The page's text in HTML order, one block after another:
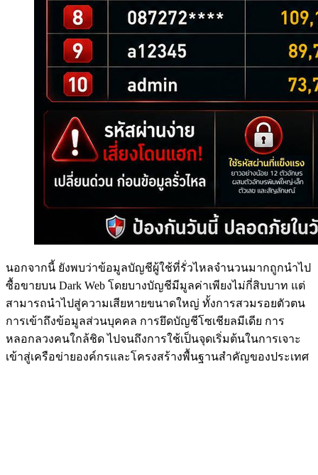
นอกจากนี้ ยังพบว่าข้อมูลบัญชีผู้ใช้ที่รั่วไหลจำนวนมากถูกนำไป
ซื้อขายบน Dark Web โดยบางบัญชีมีมูลค่าเพียงไม่กี่สิบบาท แต่
สามารถนำไปสู่ความเสียหายขนาดใหญ่ ทั้งการสวมรอยตัวตน
การเข้าถึงข้อมูลส่วนบุคคล การยึดบัญชีโซเชียลมีเดีย การ
หลอกลวงคนใกล้ชิด ไปจนถึงการใช้เป็นจุดเริ่มต้นในการเจาะ
เข้าสู่เครือข่ายองค์กรและโครงสร้างพื้นฐานสำคัญของประเทศ